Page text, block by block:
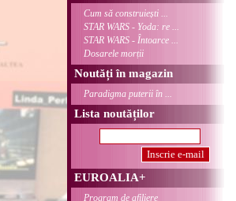
Cum să construiești ...
STAR WARS - Yoda: re ...
STAR WARS - Întoarce ...
Dosarele morții
Noutăți în magazin
Paradigma puterii în ...
Lista noutăților
EUROALIA+
Program de afiliere